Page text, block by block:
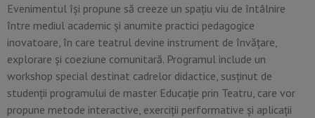
Evenimentul își propune să creeze un spațiu viu de întâlnire
între mediul academic și anumite practici pedagogice
inovatoare, în care teatrul devine instrument de învățare,
explorare și coeziune comunitară. Programul include un
workshop special destinat cadrelor didactice, susținut de
studenții programului de master Educație prin Teatru, care vor
propune metode interactive, exerciții performative și aplicații